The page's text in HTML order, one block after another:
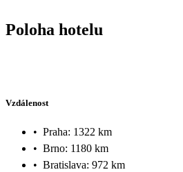
Poloha hotelu
Vzdálenost
• Praha: 1322 km
• Brno: 1180 km
• Bratislava: 972 km